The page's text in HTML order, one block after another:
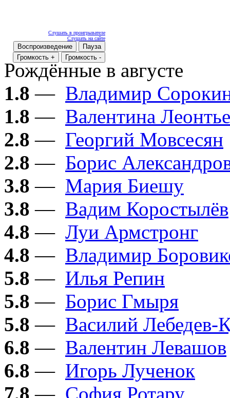
Слушать в проигрывателе
Слушать на сайте
Воспроизведение
Пауза
Громкость +
Громкость -
Рождённые в августе
1.8 — Владимир
1.8 — Валентина
2.8 — Георгий Мовсесян
2.8 — Борис
3.8 — Мария Биешу
3.8 — Вадим Коростылёв
4.8 — Луи Армстронг
4.8 — Владимир
5.8 — Илья Репин
5.8 — Борис Гмыря
5.8 — Василий Лебедев-
6.8 — Валентин Левашов
6.8 — Игорь Лученок